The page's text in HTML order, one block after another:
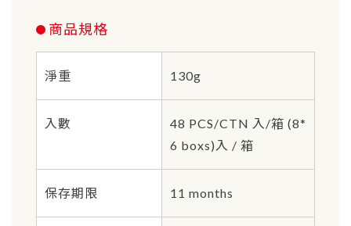
商品規格
淨重 130g
入數
48 PCS/CTN 入/箱 (8*
6 boxs)入 / 箱
保存期限 11 months